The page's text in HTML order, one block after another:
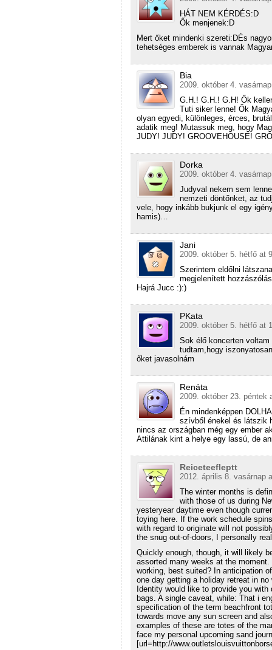
HÁT NEM KÉRDÉS:D
Ők menjenek:D
Mert őket mindenki szereti:DÉs
tehetséges emberek is vannak
Bia
2009. október 4.
G.H.! G.H.! G.H! Ők
Tuti siker lenne! Ők
olyan egyedi, különleges, érces,
adatik meg! Mutassuk meg, hogy
JUDY! JUDY! GROOVEHOUSE!
Dorka
2009. október 4.
Judyval nekem sem
nemzeti döntőnket, az
vele, hogy inkább bukjunk el egy
hamis)…
Jani
2009. október 5. hétfő at
Szerintem eldőlni
megjelenített
Hajrá Jucc :):)
PKata
2009. október 5. hétfő at
Sok élő koncerten
tudtam,hogy
őket javasolnám
Renáta
2009. október 23. péntek
Én mindenképpen
szívből énekel és látszik
nincs az országban még egy ember
Attilának kint a helye egy lassú, de
Reiceteefleptt
2012. április 8. vasárnap
The winter months is
with those of us during
yesteryear daytime even though
toying here. If the work schedule
with regard to originate will not
the snug out-of-doors, I personally
Quickly enough, though, it will likely
assorted many weeks at the
working, best suited? In anticipation
one day getting a holiday retreat in
Identity would like to provide you
bags. A single caveat, while: That i
specification of the term beachfront
towards move any sun screen and
examples of these are totes of the
face my personal upcoming sand
[url=http://